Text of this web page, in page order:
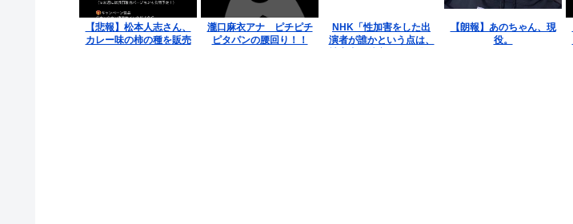
【悲報】松本人志さん、
カレー味の柿の種を販売
瀧口麻衣アナ ピチピチ
ピタパンの腰回り！！
NHK「性加害をした出
演者が誰かという点は、
【朗報】あのちゃん、現
役。